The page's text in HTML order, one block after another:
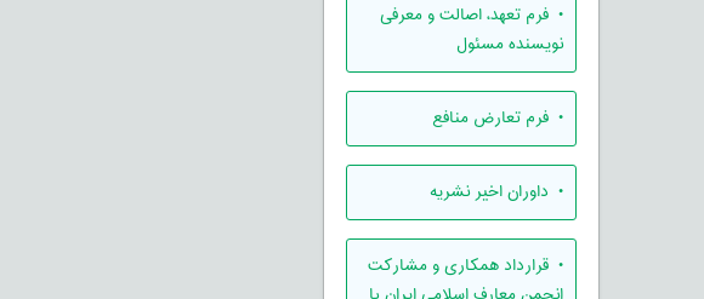
• فرم تعهد، اصالت و معرفی
نویسنده مسئول
• فرم تعارض منافع
• داوران اخیر نشریه
• قرارداد همکاری و مشارکت